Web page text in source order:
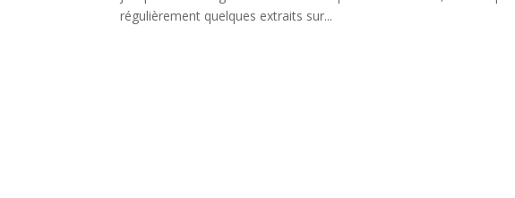
régulièrement quelques extraits sur...